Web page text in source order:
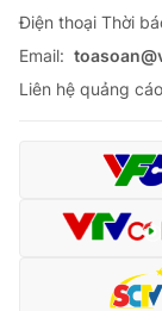
Phim VTV
Hậu trường
Giải trí
Điện ảnh
Đời sống
Chất lượng
Giáo dục
Tuyển sinh
Học trực tuyến
Công nghệ
Hitech Công
Ðiện thoại Thời
Email:
Liên hệ quảng